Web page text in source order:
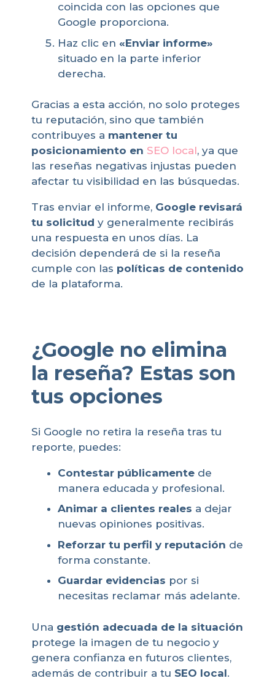
coincida con las opciones que
Google proporciona.
Haz clic en «Enviar informe»
situado en la parte inferior
derecha.
Gracias a esta acción, no solo proteges
tu reputación, sino que también
contribuyes a mantener tu
posicionamiento en SEO local, ya que
las reseñas negativas injustas pueden
afectar tu visibilidad en las búsquedas.
Tras enviar el informe, Google revisará
tu solicitud y generalmente recibirás
una respuesta en unos días. La
decisión dependerá de si la reseña
cumple con las políticas de contenido
de la plataforma.
¿Google no elimina
la reseña? Estas son
tus opciones
Si Google no retira la reseña tras tu
reporte, puedes:
Contestar públicamentede
manera educada y profesional.
Animar a clientes reales a dejar
nuevas opiniones positivas.
Reforzar tu perfil y reputación de
forma constante.
Guardar evidencias por si
necesitas reclamar más adelante.
Una gestión adecuada de la situación
protege la imagen de tu negocio y
genera confianza en futuros clientes,
además de contribuir a tu SEO local.